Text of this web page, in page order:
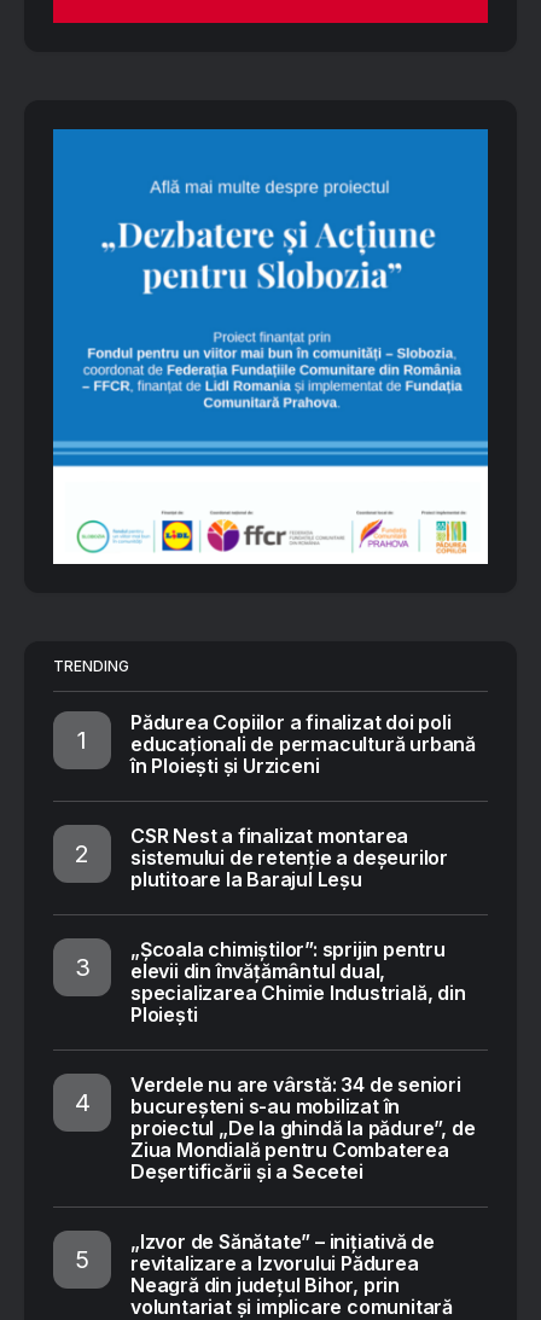
TRENDING
Pădurea Copiilor a finalizat doi poli
educaționali de permacultură urbană
în Ploiești și Urziceni
CSR Nest a finalizat montarea
sistemului de retenție a deșeurilor
plutitoare la Barajul Leșu
„Școala chimiștilor”: sprijin pentru
elevii din învățământul dual,
specializarea Chimie Industrială, din
Ploiești
Verdele nu are vârstă: 34 de seniori
bucureșteni s-au mobilizat în
proiectul „De la ghindă la pădure”, de
Ziua Mondială pentru Combaterea
Deșertificării și a Secetei
„Izvor de Sănătate” – inițiativă de
revitalizare a Izvorului Pădurea
Neagră din județul Bihor, prin
voluntariat și implicare comunitară